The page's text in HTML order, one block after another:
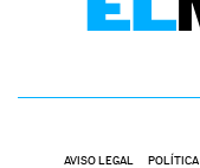
AVISO LEGAL POLÍTICA